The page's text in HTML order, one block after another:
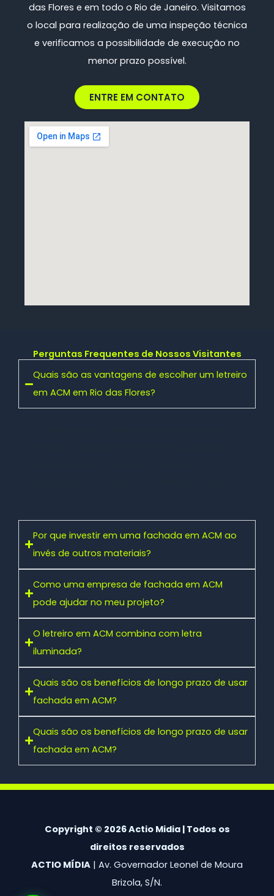
das Flores e em todo o Rio de Janeiro. Visitamos
o local para realização de uma inspeção técnica
e verificamos a possibilidade de execução no
menor prazo possível.
ENTRE EM CONTATO
Perguntas Frequentes de Nossos Visitantes
Quais são as vantagens de escolher um letreiro
em ACM em Rio das Flores?
Por que investir em uma fachada em ACM ao
invés de outros materiais?
Como uma empresa de fachada em ACM
pode ajudar no meu projeto?
O letreiro em ACM combina com letra
iluminada?
Quais são os benefícios de longo prazo de usar
fachada em ACM?
Quais são os benefícios de longo prazo de usar
fachada em ACM?
Copyright © 2026 Actio Midia | Todos os
direitos reservados
ACTIO MÍDIA | Av. Governador Leonel de Moura
Brizola, S/N.